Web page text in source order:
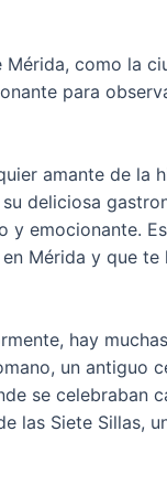
como la
para
amante de la
deliciosa
y emocionante.
Mérida y que te
hay
un antiguo
se celebraban
las Siete Sillas,